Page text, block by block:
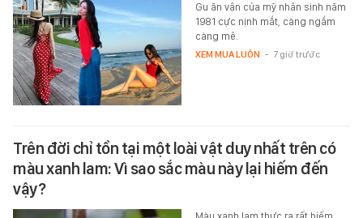
Gu ăn vận của mỹ nhân sinh năm
1981 cực nịnh mắt, càng ngắm
càng mê.
XEM MUA LUÔN - 7 giờ trước
Trên đời chỉ tồn tại một loài vật duy nhất trên có
màu xanh lam: Vì sao sắc màu này lại hiếm đến
vậy?